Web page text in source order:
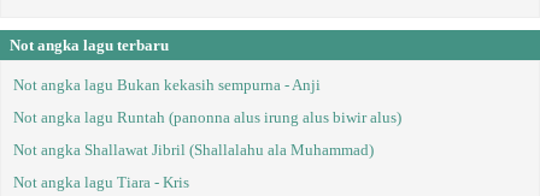
Not angka lagu terbaru
Not angka lagu Bukan kekasih sempurna - Anji
Not angka lagu Runtah (panonna alus irung alus biwir alus)
Not angka Shallawat Jibril (Shallalahu ala Muhammad)
Not angka lagu Tiara - Kris